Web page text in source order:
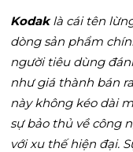
Kodaklà cái tên
dòng sản phẩm
người tiêu dùng
như giá thành bán
này không kéo dài
sự bảo thủ về công
với xu thế hiện đại.